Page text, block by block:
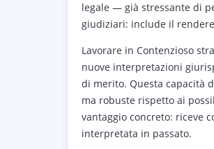
legale — già stressante di
giudiziari: include il
Lavorare in Contenzioso
nuove interpretazioni
di merito. Questa capacità
ma robuste rispetto ai
vantaggio concreto: riceve
interpretata in passato.